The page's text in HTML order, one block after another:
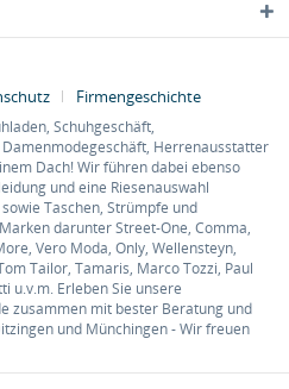
Firmengeschichte
Schuhgeschäft,
Herrenausstatter
Dach! Wir führen dabei ebenso
und eine Riesenauswahl
Taschen, Strümpfe und
darunter Street-One, Comma,
Vero Moda, Only, Wellensteyn,
Tailor, Tamaris, Marco Tozzi, Paul
u.v.m. Erleben Sie unsere
zusammen mit bester Beratung und
und Münchingen - Wir freuen